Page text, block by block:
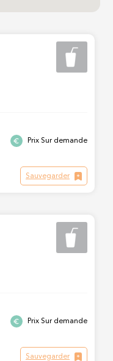
Prix Sur demande
Sauvegarder
Prix Sur demande
Sauvegarder